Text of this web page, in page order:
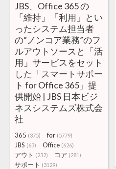
JBS、Office 365 の
「維持」「利用」とい
ったシステム担当者
の”ノンコア業務”のフ
ルアウトソースと「活
用」サービスをセット
した「スマートサポー
ト for Office 365」提
供開始 | JBS 日本ビジ
ネスシステムズ株式会
社
365 (375) for (5779)
JBS (63) Office (626)
アウト (232) コア (281)
サポート (3129)